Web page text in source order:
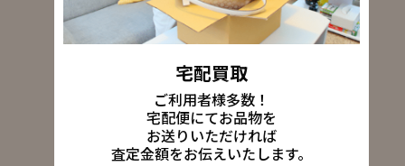
宅配買取
ご利用者様多数！
宅配便にてお品物を
お送りいただければ
査定金額をお伝えいたします。